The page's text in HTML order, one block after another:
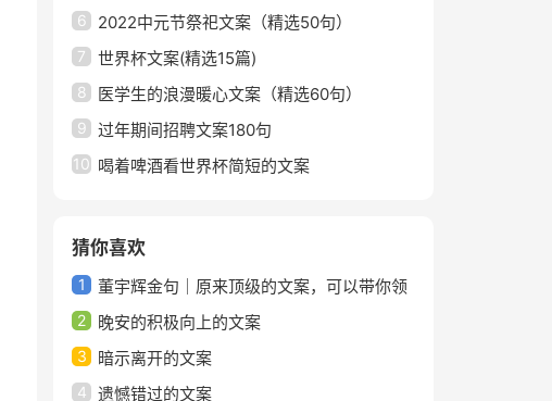
6 2022中元节祭祀文案（精选50句）
7 世界杯文案(精选15篇)
8 医学生的浪漫暖心文案（精选60句）
9 过年期间招聘文案180句
10 喝着啤酒看世界杯简短的文案
猜你喜欢
1
董宇辉金句｜原来顶级的文案，可以带你领
略人间的美好
2 晚安的积极向上的文案
3 暗示离开的文案
4 遗憾错过的文案